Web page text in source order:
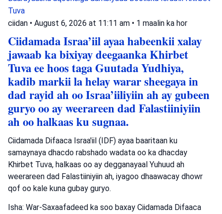
Tuva
ciidan • August 6, 2026 at 11:11 am • 1 maalin ka hor
Ciidamada Israa’iil ayaa habeenkii xalay
jawaab ka bixiyay deegaanka Khirbet
Tuva ee hoos taga Guutada Yudhiya,
kadib markii la helay warar sheegaya in
dad rayid ah oo Israa’iiliyiin ah ay gubeen
guryo oo ay weerareen dad Falastiiniyiin
ah oo halkaas ku sugnaa.
Ciidamada Difaaca Israa'iil (IDF) ayaa baaritaan ku
samaynaya dhacdo rabshado wadata oo ka dhacday
Khirbet Tuva, halkaas oo ay degganayaal Yuhuud ah
weerareen dad Falastiiniyiin ah, iyagoo dhaawacay dhowr
qof oo kale kuna gubay guryo.
Isha: War-Saxaafadeed ka soo baxay Ciidamada Difaaca